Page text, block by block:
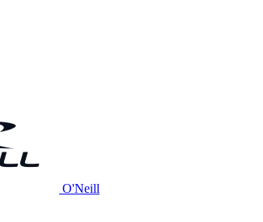
O'Neill